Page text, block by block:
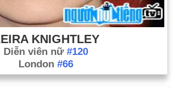
Sammy Sosa trở thành cầu thủ đầu tiên
bóng chày lớn cán mốc 60 bàn trong hai
KNIGHTLEY
Diễn viên nữ #120
London #66